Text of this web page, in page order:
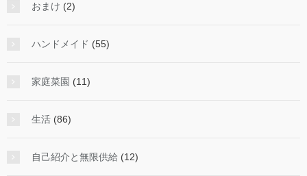
おまけ (2)
ハンドメイド (55)
家庭菜園 (11)
生活 (86)
自己紹介と無限供給 (12)